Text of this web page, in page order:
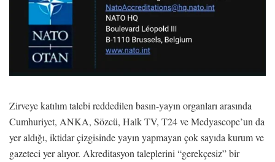
Zirveye katılım talebi reddedilen basın-yayın organları arasında
Cumhuriyet, ANKA, Sözcü, Halk TV, T24 ve Medyascope’un da
yer aldığı, iktidar çizgisinde yayın yapmayan çok sayıda kurum ve
gazeteci yer alıyor. Akreditasyon taleplerini “gerekçesiz” bir